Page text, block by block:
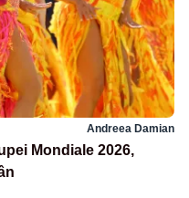
Andreea Damian
Mondiale 2026,